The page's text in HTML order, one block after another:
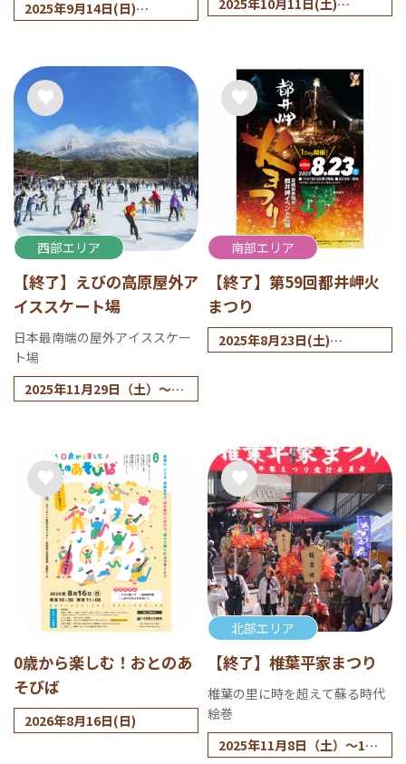
2025年9月14日(日)
西部エリア
【終了】えびの高原屋外ア
イススケート場
日本最南端の屋外アイススケー
ト場
2025年11月29日（土）～20
南部エリア
【終了】第59回都井岬火
まつり
2025年8月23日(土)
0歳から楽しむ！おとのあ
そびば
2026年8月16日(日)
北部エリア
【終了】椎葉平家まつり
椎葉の里に時を超えて蘇る時代
絵巻
2025年11月8日（土）～11